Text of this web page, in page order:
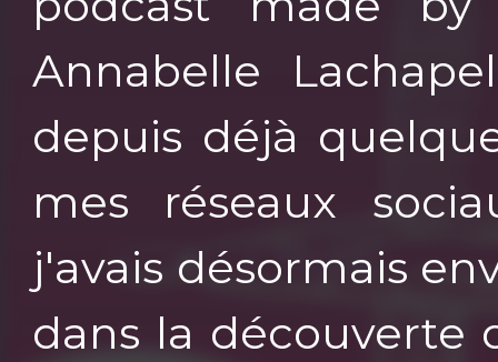
Annabelle
depuis déjà
mes réseaux
j'avais désormais
dans la découverte